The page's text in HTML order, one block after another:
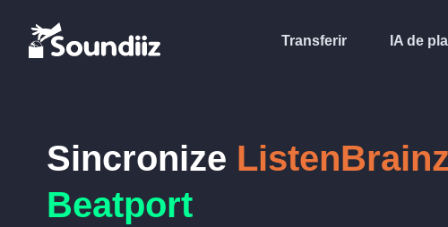
Transferir IA de
Sincronize ListenBrainz
Beatport